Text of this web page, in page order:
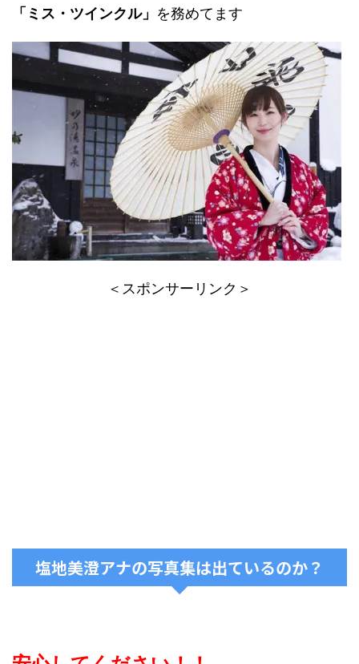
「ミス・ツインクル」 を務めてます
＜スポンサーリンク＞
塩地美澄アナの写真集は出ているのか？